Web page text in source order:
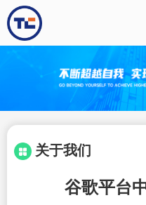
关于我们
谷歌平台